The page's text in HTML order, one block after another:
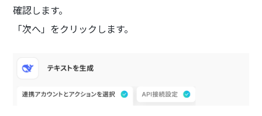
確認します。
「次へ」をクリックします。